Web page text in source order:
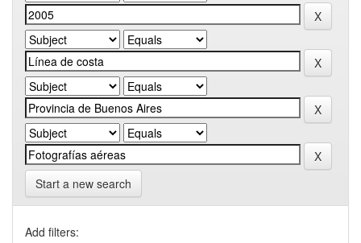
Start a new search
Add filters: